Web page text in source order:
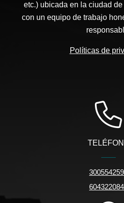
etc.) ubicada en la ciudad
con un equipo de trabajo
Políticas de